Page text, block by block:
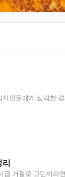
인들에게 심각한
리
거절로 고민이라